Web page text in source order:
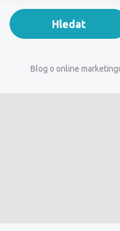
Blog o online
Hledat